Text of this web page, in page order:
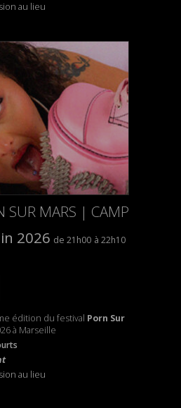
au lieu
SUR MARS | CAMP
2026
21h00 22h10
édition du festival Porn Sur
à Marseille
au lieu